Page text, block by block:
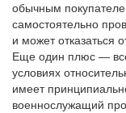
обычным
самостоятельно
и может отказаться
Еще один плюс —
условиях
имеет
военнослужащий